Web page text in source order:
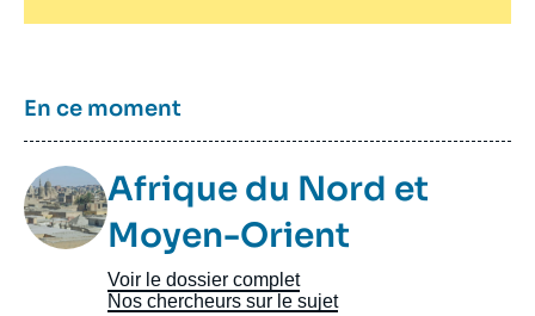
Titre
En ce moment
Image
TaxonomieAfrique du Nord et
Moyen-Orient
Voir le dossier complet
Nos chercheurs sur le sujet